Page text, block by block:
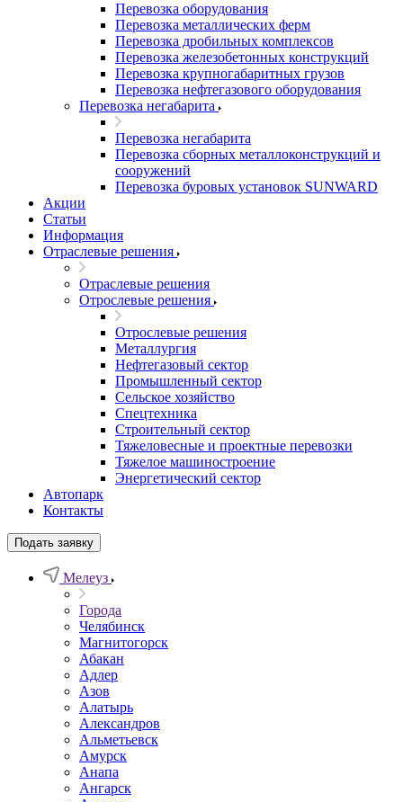
Перевозка оборудования
Перевозка металлических ферм
Перевозка дробильных комплексов
Перевозка железобетонных конструкций
Перевозка крупногабаритных грузов
Перевозка нефтегазового оборудования
Перевозка негабарита
Перевозка негабарита
Перевозка сборных металлоконструкций и
сооружений
Перевозка буровых установок SUNWARD
Акции
Статьи
Информация
Отраслевые решения
Отраслевые решения
Отрослевые решения
Отрослевые решения
Металлургия
Нефтегазовый сектор
Промышленный сектор
Сельское хозяйство
Спецтехника
Строительный сектор
Тяжеловесные и проектные перевозки
Тяжелое машиностроение
Энергетический сектор
Автопарк
Контакты
Подать заявку
Мелеуз
Города
Челябинск
Магнитогорск
Абакан
Адлер
Азов
Алатырь
Александров
Альметьевск
Амурск
Анапа
Ангарск